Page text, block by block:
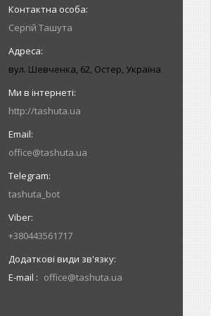
Сергій Ташута
вул. Шевченка, 62, Остер, Україна
http://tashuta.ua
office@tashuta.ua
tashuta_bot
+380443561717
E-mail office@tashuta.ua